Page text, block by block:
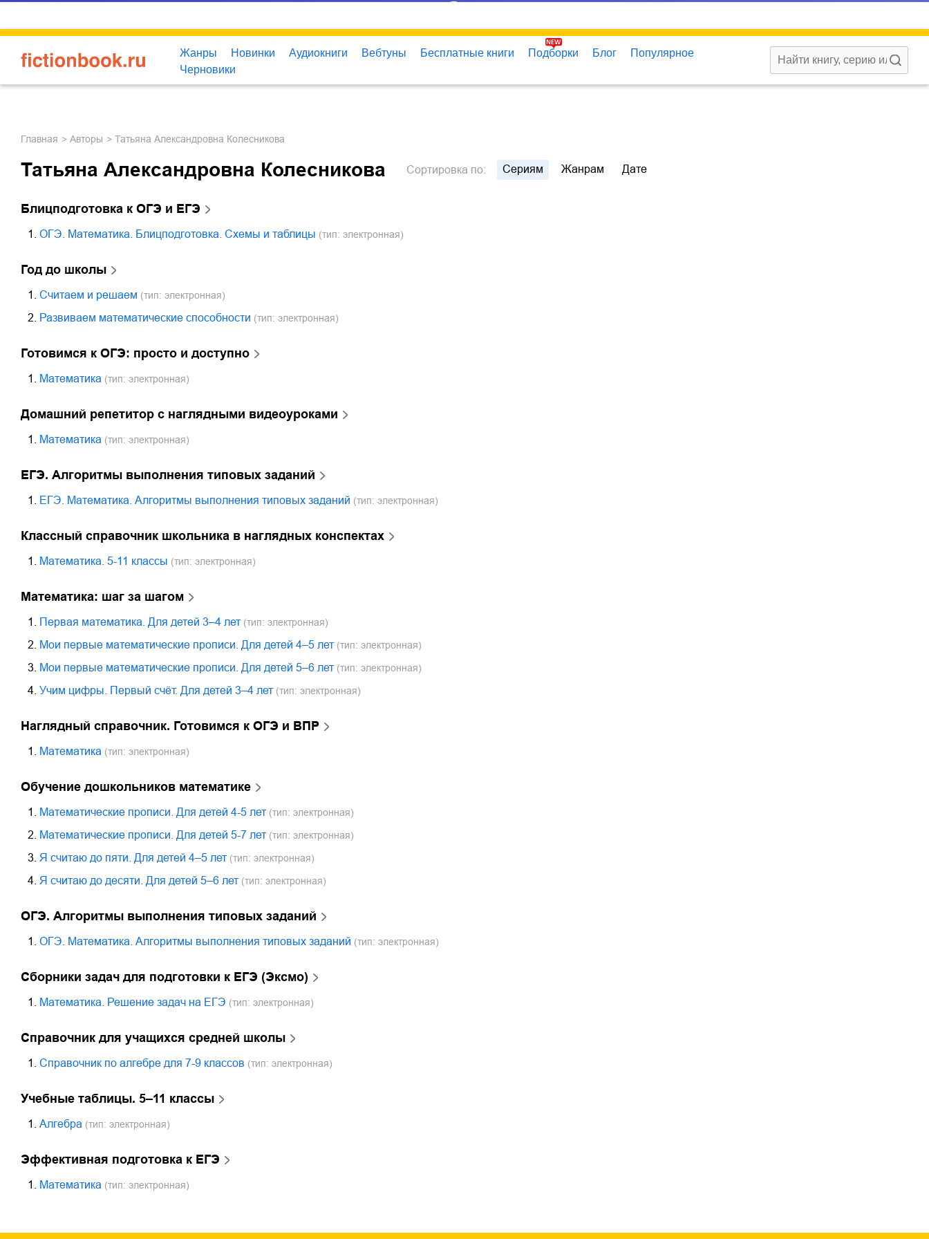
Жанры Новинки Аудиокниги Вебтуны Бесплатные книги Подборки Блог
Популярное
Черновики
Главная Авторы Татьяна Александровна Колесникова
Татьяна Александровна Колесникова Сортировка по: Сериям Жанрам Дате
Блицподготовка к ОГЭ и ЕГЭ
1. ОГЭ. Математика. Блицподготовка. Схемы и таблицы (тип: электронная)
Год до школы
1. Считаем и решаем (тип: электронная)
2. Развиваем математические способности (тип: электронная)
Готовимся к ОГЭ: просто и доступно
1. Математика (тип: электронная)
Домашний репетитор с наглядными видеоуроками
1. Математика (тип: электронная)
ЕГЭ. Алгоритмы выполнения типовых заданий
1. ЕГЭ. Математика. Алгоритмы выполнения типовых заданий (тип: электронная)
Классный справочник школьника в наглядных конспектах
1. Математика. 5-11 классы (тип: электронная)
Математика: шаг за шагом
1. Первая математика. Для детей 3–4 лет (тип: электронная)
2. Мои первые математические прописи. Для детей 4–5 лет (тип: электронная)
3. Мои первые математические прописи. Для детей 5–6 лет (тип: электронная)
4. Учим цифры. Первый счёт. Для детей 3–4 лет (тип: электронная)
Наглядный справочник. Готовимся к ОГЭ и ВПР
1. Математика (тип: электронная)
Обучение дошкольников математике
1. Математические прописи. Для детей 4-5 лет (тип: электронная)
2. Математические прописи. Для детей 5-7 лет (тип: электронная)
3. Я считаю до пяти. Для детей 4–5 лет (тип: электронная)
4. Я считаю до десяти. Для детей 5–6 лет (тип: электронная)
ОГЭ. Алгоритмы выполнения типовых заданий
1. ОГЭ. Математика. Алгоритмы выполнения типовых заданий (тип: электронная)
Сборники задач для подготовки к ЕГЭ (Эксмо)
1. Математика. Решение задач на ЕГЭ (тип: электронная)
Справочник для учащихся средней школы
1. Справочник по алгебре для 7-9 классов (тип: электронная)
Учебные таблицы. 5–11 классы
1. Алгебра (тип: электронная)
Эффективная подготовка к ЕГЭ
1. Математика (тип: электронная)